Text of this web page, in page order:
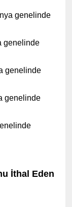
genelinde
genelinde
genelinde
genelinde
İthal Eden